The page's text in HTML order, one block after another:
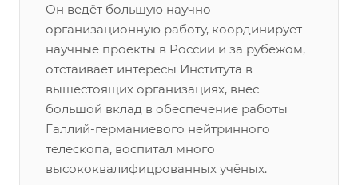
Он ведёт большую научно-
организационную работу, координирует
научные проекты в России и за рубежом,
отстаивает интересы Института в
вышестоящих организациях, внёс
большой вклад в обеспечение работы
Галлий-германиевого нейтринного
телескопа, воспитал много
высококвалифицрованных учёных.